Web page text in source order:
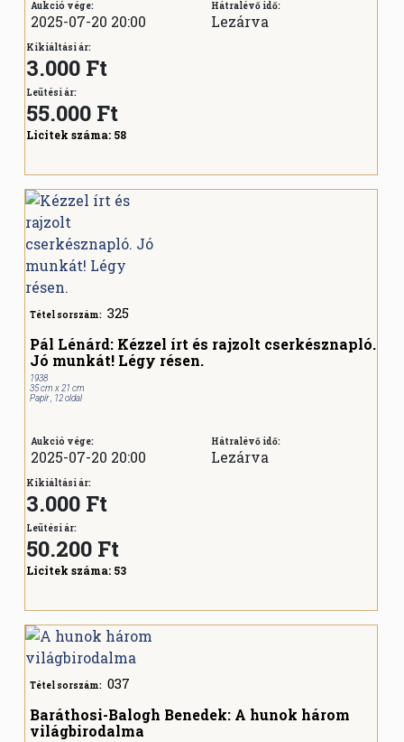
Aukció vége:
2025-07-20 20:00
Hátralévő idő:
Lezárva
Kikiáltási ár:
3.000 Ft
Leütési ár:
55.000 Ft
Licitek száma: 58
Tétel sorszám: 325
Pál Lénárd: Kézzel írt és rajzolt cserkésznapló.
Jó munkát! Légy résen.
1938
35 cm x 21 cm
Papír , 12 oldal
Aukció vége:
2025-07-20 20:00
Hátralévő idő:
Lezárva
Kikiáltási ár:
3.000 Ft
Leütési ár:
50.200 Ft
Licitek száma: 53
Tétel sorszám: 037
Baráthosi-Balogh Benedek: A hunok három
világbirodalma